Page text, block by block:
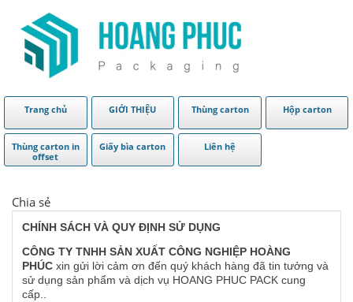
Trang chủ GIỚI THIỆU Thùng carton Hộp carton
Thùng carton in
offset
Giấy bìa carton Liên hệ
Chia sẻ
CHÍNH SÁCH VÀ QUY ĐỊNH SỬ DỤNG
CÔNG TY TNHH SẢN XUẤT CÔNG NGHIỆP HOÀNG
PHÚC xin gửi lời cảm ơn đến quý khách hàng đã tin tưởng và
sử dụng sản phẩm và dịch vụ HOANG PHUC PACK cung
cấp..